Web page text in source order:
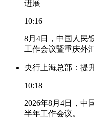
进展
10:16
8月4日，中国人民
工作会议暨重庆外
央行上海总部：提
10:18
2026年8月4日，中
半年工作会议。